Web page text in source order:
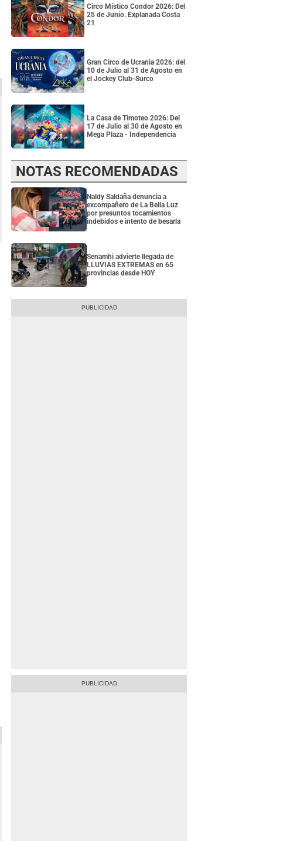
Circo Místico Condor 2026: Del
25 de Junio. Explanada Costa
21
Gran Circo de Ucrania 2026: del
10 de Julio al 31 de Agosto en
el Jockey Club-Surco
La Casa de Timoteo 2026: Del
17 de Julio al 30 de Agosto en
Mega Plaza - Independencia
NOTAS RECOMENDADAS
Naldy Saldaña denuncia a
excompañero de La Bella Luz
por presuntos tocamientos
indebidos e intento de besarla
Senamhi advierte llegada de
LLUVIAS EXTREMAS en 65
provincias desde HOY